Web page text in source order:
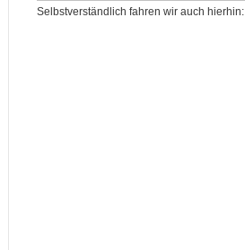
Selbstverständlich fahren wir auch hierhin: